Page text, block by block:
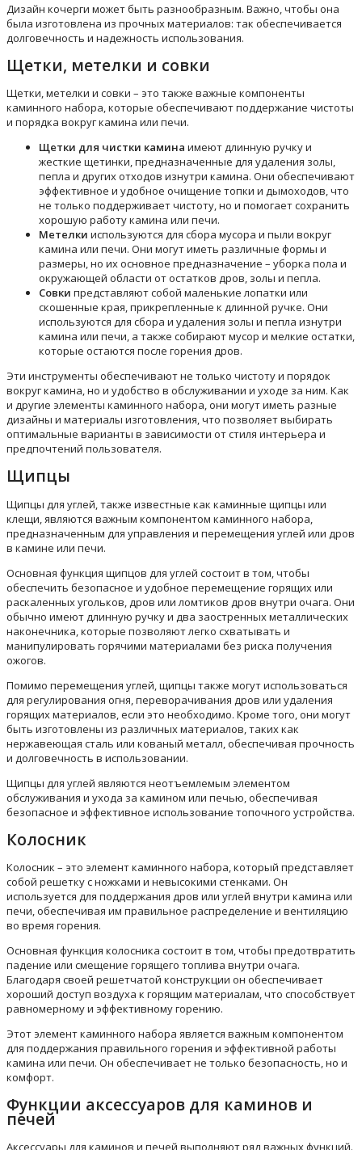
Дизайн кочерги может быть разнообразным. Важно, чтобы она
была изготовлена из прочных материалов: так обеспечивается
долговечность и надежность использования.
Щетки, метелки и совки
Щетки, метелки и совки – это также важные компоненты
каминного набора, которые обеспечивают поддержание чистоты
и порядка вокруг камина или печи.
Щетки для чистки камина имеют длинную ручку и
жесткие щетинки, предназначенные для удаления золы,
пепла и других отходов изнутри камина. Они обеспечивают
эффективное и удобное очищение топки и дымоходов, что
не только поддерживает чистоту, но и помогает сохранить
хорошую работу камина или печи.
Метелки используются для сбора мусора и пыли вокруг
камина или печи. Они могут иметь различные формы и
размеры, но их основное предназначение – уборка пола и
окружающей области от остатков дров, золы и пепла.
Совки представляют собой маленькие лопатки или
скошенные края, прикрепленные к длинной ручке. Они
используются для сбора и удаления золы и пепла изнутри
камина или печи, а также собирают мусор и мелкие остатки,
которые остаются после горения дров.
Эти инструменты обеспечивают не только чистоту и порядок
вокруг камина, но и удобство в обслуживании и уходе за ним. Как
и другие элементы каминного набора, они могут иметь разные
дизайны и материалы изготовления, что позволяет выбирать
оптимальные варианты в зависимости от стиля интерьера и
предпочтений пользователя.
Щипцы
Щипцы для углей, также известные как каминные щипцы или
клещи, являются важным компонентом каминного набора,
предназначенным для управления и перемещения углей или дров
в камине или печи.
Основная функция щипцов для углей состоит в том, чтобы
обеспечить безопасное и удобное перемещение горящих или
раскаленных угольков, дров или ломтиков дров внутри очага. Они
обычно имеют длинную ручку и два заостренных металлических
наконечника, которые позволяют легко схватывать и
манипулировать горячими материалами без риска получения
ожогов.
Помимо перемещения углей, щипцы также могут использоваться
для регулирования огня, переворачивания дров или удаления
горящих материалов, если это необходимо. Кроме того, они могут
быть изготовлены из различных материалов, таких как
нержавеющая сталь или кованый металл, обеспечивая прочность
и долговечность в использовании.
Щипцы для углей являются неотъемлемым элементом
обслуживания и ухода за камином или печью, обеспечивая
безопасное и эффективное использование топочного устройства.
Колосник
Колосник – это элемент каминного набора, который представляет
собой решетку с ножками и невысокими стенками. Он
используется для поддержания дров или углей внутри камина или
печи, обеспечивая им правильное распределение и вентиляцию
во время горения.
Основная функция колосника состоит в том, чтобы предотвратить
падение или смещение горящего топлива внутри очага.
Благодаря своей решетчатой конструкции он обеспечивает
хороший доступ воздуха к горящим материалам, что способствует
равномерному и эффективному горению.
Этот элемент каминного набора является важным компонентом
для поддержания правильного горения и эффективной работы
камина или печи. Он обеспечивает не только безопасность, но и
комфорт.
Функции аксессуаров для каминов и
печей
Аксессуары для каминов и печей выполняют ряд важных функций.